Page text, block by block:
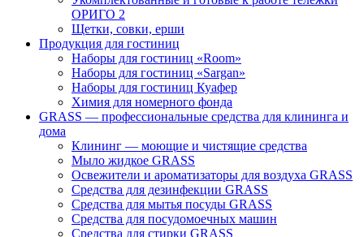
ОРИГО 2
Щетки, совки, ерши
Продукция для гостиниц
Наборы для гостиниц «Room»
Наборы для гостиниц «Sargan»
Наборы для гостиниц Куафер
Химия для номерного фонда
GRASS — профессиональные средства для клининга и
дома
Клининг — моющие и чистящие средства
Мыло жидкое GRASS
Освежители и ароматизаторы для воздуха GRASS
Средства для дезинфекции GRASS
Средства для мытья посуды GRASS
Средства для посудомоечных машин
Средства для стирки GRASS